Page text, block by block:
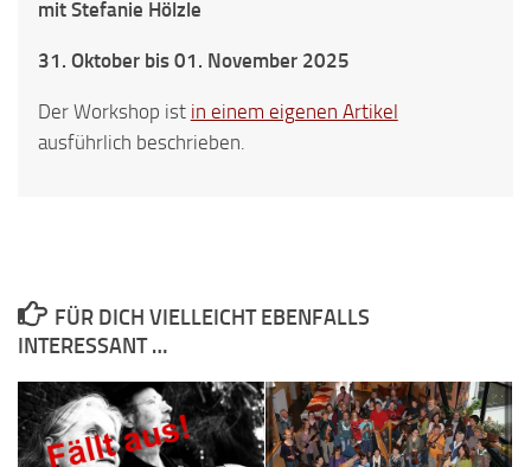
mit Stefanie Hölzle
31. Oktober bis 01. November 2025
Der Workshop ist in einem eigenen Artikel
ausführlich beschrieben.
FÜR DICH VIELLEICHT EBENFALLS
INTERESSANT …